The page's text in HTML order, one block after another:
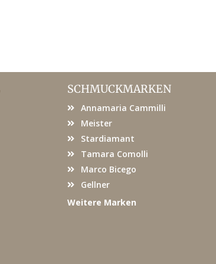
SCHMUCKMARKEN
Annamaria Cammilli
Meister
Stardiamant
Tamara Comolli
Marco Bicego
Gellner
Weitere Marken